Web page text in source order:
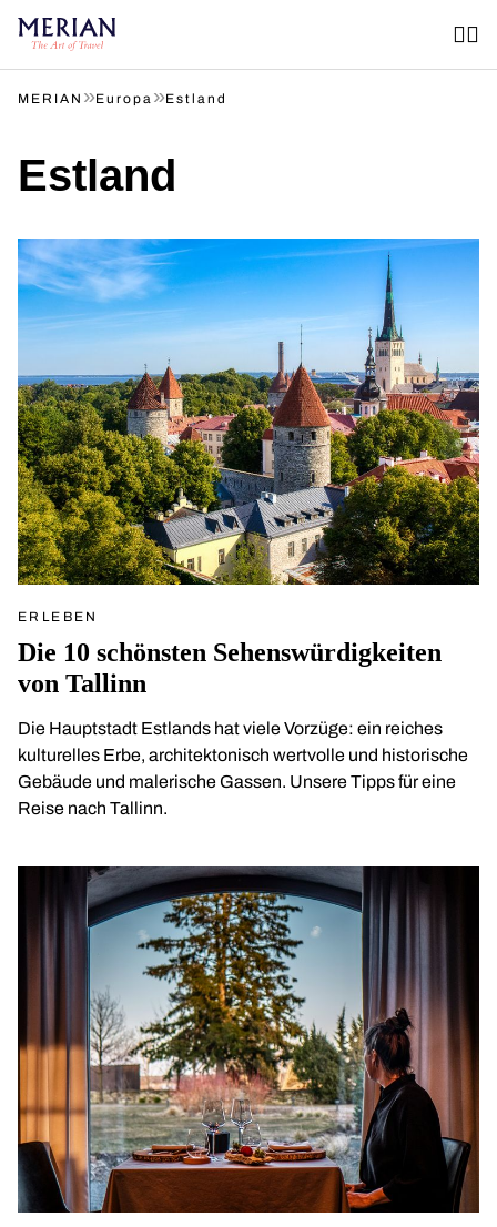
MERIAN »Europa »Estland
Estland
ERLEBEN
Die 10 schönsten Sehenswürdigkeiten
von Tallinn
Die Hauptstadt Estlands hat viele Vorzüge: ein reiches
kulturelles Erbe, architektonisch wertvolle und historische
Gebäude und malerische Gassen. Unsere Tipps für eine
Reise nach Tallinn.